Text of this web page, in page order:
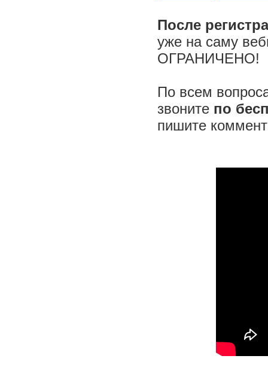
После
уже на саму
ОГРАНИЧЕНО!
По всем
звоните по
пишите